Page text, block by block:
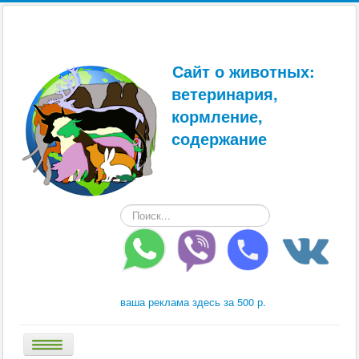
Сайт о животных:
ветеринария,
кормление,
содержание
Искать...
ваша реклама здесь за 500 р.